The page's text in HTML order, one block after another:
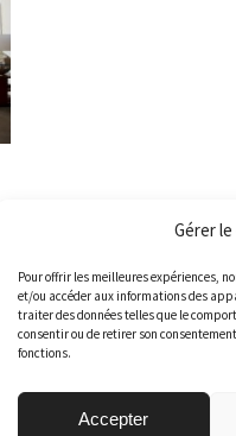
Gérer
Pour offrir les meilleures expériences,
et/ou accéder aux informations des
traiter des données telles que le
consentir ou de retirer son
fonctions.
Accepter